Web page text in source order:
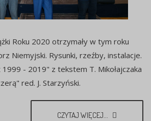
Roku 2020 otrzymały w tym roku
Niemyjski. Rysunki, rzeźby, instalacje.
- 2019" z tekstem T. Mikołajczaka
red. J. Starzyński.
CZYTAJ WIĘCEJ...